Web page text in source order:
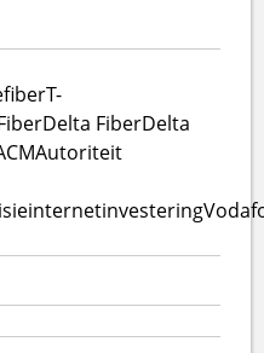
T-
Delta FiberDelta
Autoriteit
internetinvestering